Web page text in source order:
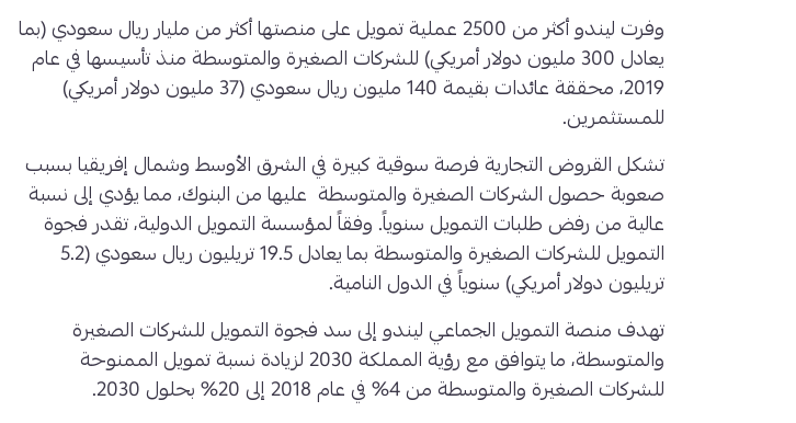
وفرت ليندو أكثر من 2500 عملية تمويل على منصتها أكثر من مليار ريال سعودي (بما
يعادل 300 مليون دولار أمريكي) للشركات الصغيرة والمتوسطة منذ تأسيسها في عام
2019، محققة عائدات بقيمة 140 مليون ريال سعودي (37 مليون دولار أمريكي)
للمستثمرين.
تشكل القروض التجارية فرصة سوقية كبيرة في الشرق الأوسط وشمال إفريقيا بسبب
صعوبة حصول الشركات الصغيرة والمتوسطة عليها من البنوك، مما يؤدي إلى نسبة
عالية من رفض طلبات التمويل سنوياً. وفقاً لمؤسسة التمويل الدولية، تقدر فجوة
التمويل للشركات الصغيرة والمتوسطة بما يعادل 19.5 تريليون ريال سعودي (5.2
تريليون دولار أمريكي) سنوياً في الدول النامية.
تهدف منصة التمويل الجماعي ليندو إلى سد فجوة التمويل للشركات الصغيرة
والمتوسطة، ما يتوافق مع رؤية المملكة 2030 لزيادة نسبة تمويل الممنوحة
للشركات الصغيرة والمتوسطة من 4% في عام 2018 إلى 20% بحلول 2030.